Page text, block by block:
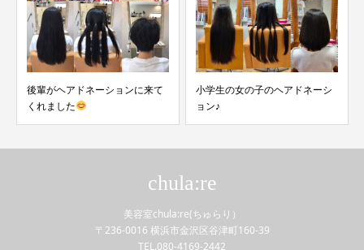
小学生の女の子のヘアドネーシ
ョン♪
中学生のヘアドネーション
chula:re
美容室chula:re(ちゅらり）
〒236-0016 横浜市金沢区谷津町160-39
TEL.080-4169-2442